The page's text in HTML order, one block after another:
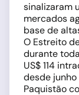
sinalizaram
mercados
base de
O Estreito
durante
US$ 114
desde
Paquistão